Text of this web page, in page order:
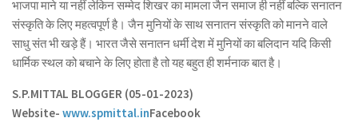
भाजपा माने या नहीं लेकिन सम्मेद शिखर का मामला जैन समाज ही नहीं बल्कि सनातन
संस्कृति के लिए महत्वपूर्ण है। जैन मुनियों के साथ सनातन संस्कृति को मानने वाले
साधु संत भी खड़े हैं। भारत जैसे सनातन धर्मी देश में मुनियों का बलिदान यदि किसी
धार्मिक स्थल को बचाने के लिए होता है तो यह बहुत ही शर्मनाक बात है।
S.P.MITTAL BLOGGER (05-01-2023)
Website- www.spmittal.inFacebook